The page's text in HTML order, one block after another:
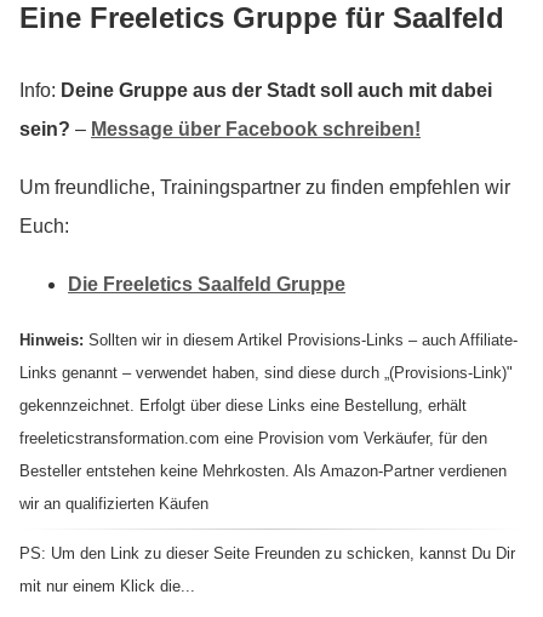
Eine Freeletics Gruppe für Saalfeld
Info: Deine Gruppe aus der Stadt soll auch mit dabei
sein? – Message über Facebook schreiben!
Um freundliche, Trainingspartner zu finden empfehlen wir
Euch:
Die Freeletics Saalfeld Gruppe
Hinweis: Sollten wir in diesem Artikel Provisions-Links – auch Affiliate-
Links genannt – verwendet haben, sind diese durch „(Provisions-Link)"
gekennzeichnet. Erfolgt über diese Links eine Bestellung, erhält
freeleticstransformation.com eine Provision vom Verkäufer, für den
Besteller entstehen keine Mehrkosten. Als Amazon-Partner verdienen
wir an qualifizierten Käufen
PS: Um den Link zu dieser Seite Freunden zu schicken, kannst Du Dir
mit nur einem Klick die...